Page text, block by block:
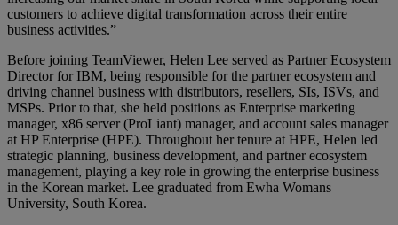
customers to achieve digital transformation across their entire
business activities.”
Before joining TeamViewer, Helen Lee served as Partner Ecosystem
Director for IBM, being responsible for the partner ecosystem and
driving channel business with distributors, resellers, SIs, ISVs, and
MSPs. Prior to that, she held positions as Enterprise marketing
manager, x86 server (ProLiant) manager, and account sales manager
at HP Enterprise (HPE). Throughout her tenure at HPE, Helen led
strategic planning, business development, and partner ecosystem
management, playing a key role in growing the enterprise business
in the Korean market. Lee graduated from Ewha Womans
University, South Korea.